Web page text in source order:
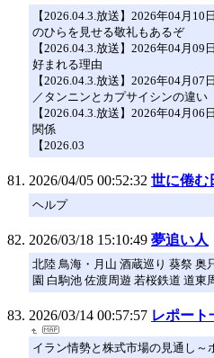
【2026.04.3.放送】2026年04月
のひらを見せる敬礼もあるぞ
【2026.04.3.放送】2026年04月
好まれる理由
【2026.04.3.放送】2026年04月
／タンニンとカプサイシンの違い
【2026.04.3.放送】2026年04月
関係
【2026.03
2026/04/05 00:52:32 世に倦む
ヘルプ
2026/03/18 15:10:49 夢追い人
北陸 鳥海・月山 酒蔵巡り 葵祭 奥
園 白駒池 佐渡周遊 若桜鉄道 道東
2026/03/14 00:57:57 レポート
イラン情勢と株式市場の見通し